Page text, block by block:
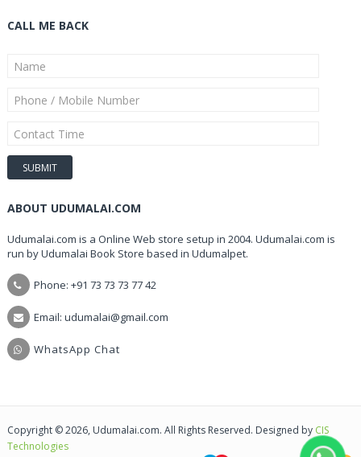
CALL ME BACK
ABOUT UDUMALAI.COM
Udumalai.com is a Online Web store setup in 2004. Udumalai.com is
run by Udumalai Book Store based in Udumalpet.
Phone: +91 73 73 73 77 42
Email: udumalai@gmail.com
WhatsApp Chat
Copyright © 2026, Udumalai.com. All Rights Reserved. Designed by CIS
Technologies